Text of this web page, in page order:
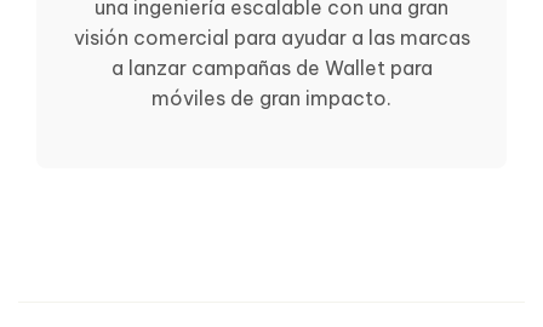
una ingeniería escalable con una gran
visión comercial para ayudar a las marcas
a lanzar campañas de Wallet para
móviles de gran impacto.